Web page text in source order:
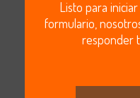
Listo para
formulario,
responder